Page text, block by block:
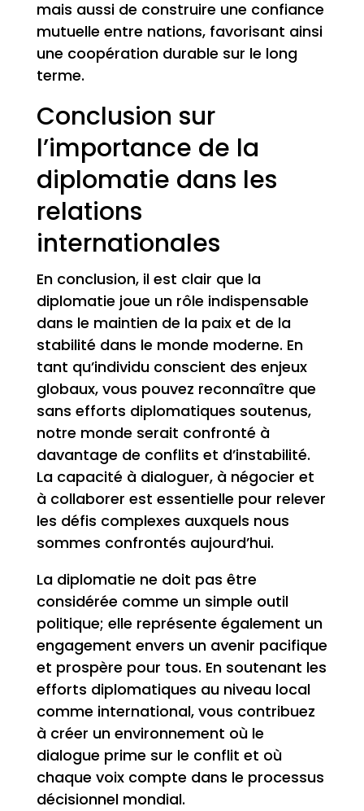
mais aussi de construire une confiance
mutuelle entre nations, favorisant ainsi
une coopération durable sur le long
terme.
Conclusion sur
l’importance de la
diplomatie dans les
relations
internationales
En conclusion, il est clair que la
diplomatie joue un rôle indispensable
dans le maintien de la paix et de la
stabilité dans le monde moderne. En
tant qu’individu conscient des enjeux
globaux, vous pouvez reconnaître que
sans efforts diplomatiques soutenus,
notre monde serait confronté à
davantage de conflits et d’instabilité.
La capacité à dialoguer, à négocier et
à collaborer est essentielle pour relever
les défis complexes auxquels nous
sommes confrontés aujourd’hui.
La diplomatie ne doit pas être
considérée comme un simple outil
politique; elle représente également un
engagement envers un avenir pacifique
et prospère pour tous. En soutenant les
efforts diplomatiques au niveau local
comme international, vous contribuez
à créer un environnement où le
dialogue prime sur le conflit et où
chaque voix compte dans le processus
décisionnel mondial.